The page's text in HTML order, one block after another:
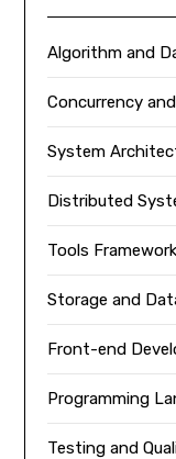
Algorithm and
Concurrency
System
Distributed
Tools
Storage and
Front-end
Programming
Testing and